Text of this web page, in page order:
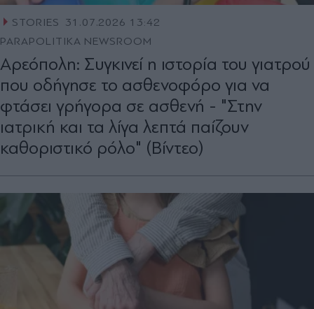
STORIES
31.07.2026 13:42
PARAPOLITIKA NEWSROOM
Αρεόπολη: Συγκινεί η ιστορία του γιατρού
που οδήγησε το ασθενοφόρο για να
φτάσει γρήγορα σε ασθενή - "Στην
ιατρική και τα λίγα λεπτά παίζουν
καθοριστικό ρόλο" (Βίντεο)